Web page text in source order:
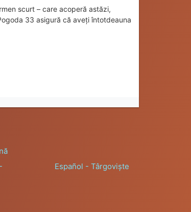
scurt – care acoperă astăzi,
33 asigură că aveți întotdeauna
Español - Târgoviște